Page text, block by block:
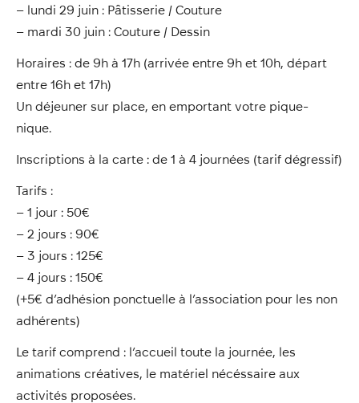
– lundi 29 juin : Pâtisserie / Couture
– mardi 30 juin : Couture / Dessin
Horaires : de 9h à 17h (arrivée entre 9h et 10h, départ
entre 16h et 17h)
Un déjeuner sur place, en emportant votre pique-
nique.
Inscriptions à la carte : de 1 à 4 journées (tarif dégressif)
Tarifs :
– 1 jour : 50€
– 2 jours : 90€
– 3 jours : 125€
– 4 jours : 150€
(+5€ d’adhésion ponctuelle à l’association pour les non
adhérents)
Le tarif comprend : l’accueil toute la journée, les
animations créatives, le matériel nécéssaire aux
activités proposées.